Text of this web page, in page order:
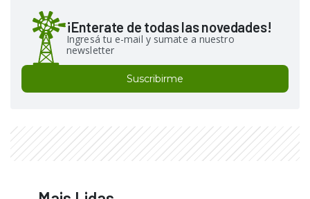
¡Enterate de todas las novedades!
Ingresá tu e-mail y sumate a nuestro
newsletter
Suscribirme